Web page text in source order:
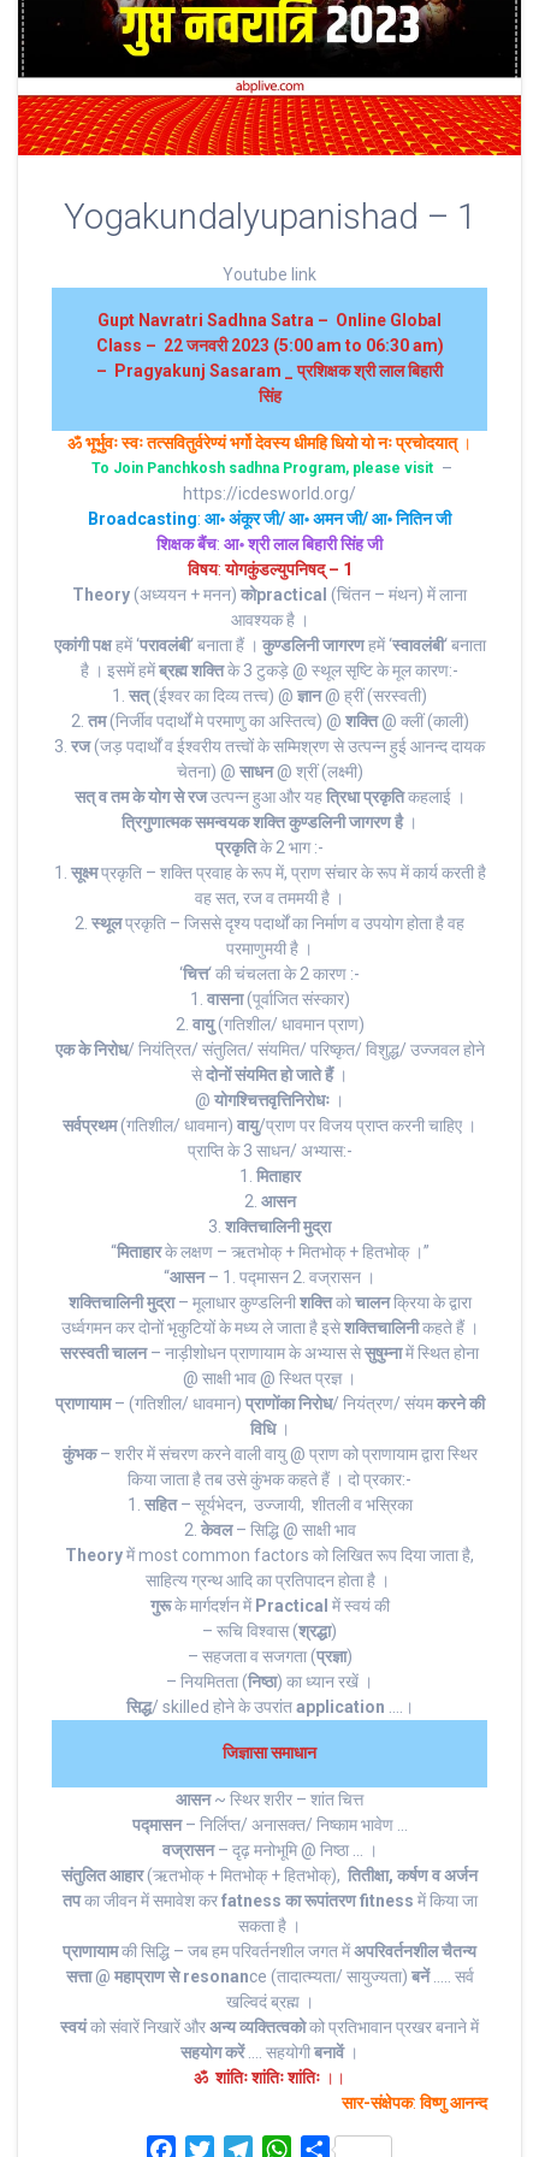
Yogakundalyupanishad – 1
Youtube link
Gupt Navratri Sadhna Satra – Online Global
Class – 22 जनवरी 2023 (5:00 am to 06:30 am)
– Pragyakunj Sasaram _ प्रशिक्षक श्री लाल बिहारी
सिंह
ॐ भूर्भुवः स्‍वः तत्‍सवितुर्वरेण्‍यं भर्गो देवस्य धीमहि धियो यो नः प्रचोदयात्‌ ।
To Join Panchkosh sadhna Program, please visit –
https://icdesworld.org/
Broadcasting: आ॰ अंकूर जी/ आ॰ अमन जी/ आ॰ नितिन जी
शिक्षक बैंच: आ॰ श्री लाल बिहारी सिंह जी
विषय:योगकुंडल्युपनिषद् – 1
Theory (अध्ययन + मनन) कोpractical (चिंतन – मंथन) में लाना
आवश्यक है ।
एकांगी पक्षहमें ‘परावलंबी‘ बनाता हैं । कुण्डलिनी जागरणहमें ‘स्वावलंबी‘ बनाता
है । इसमें हमेंब्रह्म शक्तिके 3 टुकड़े @ स्थूल सृष्टि के मूल कारण:-
1. सत्(ईश्वर का दिव्य तत्त्व) @ ज्ञान@ ह्रीं (सरस्वती)
2. तम(निर्जीव पदार्थों मे परमाणु का अस्तित्व) @ शक्ति@ क्लीं (काली)
3. रज(जड़ पदार्थों व ईश्वरीय तत्त्वों के सम्मिश्रण से उत्पन्न हुई आनन्द दायक
चेतना) @ साधन@ श्रीं (लक्ष्मी)
सत् व तम के योग से रजउत्पन्न हुआ और यहत्रिधा प्रकृतिकहलाई ।
त्रिगुणात्मक समन्वयक शक्ति कुण्डलिनी जागरण है।
प्रकृतिके 2 भाग :-
1. सूक्ष्मप्रकृति – शक्ति प्रवाह के रूप में, प्राण संचार के रूप में कार्य करती है
वह सत, रज व तममयी है ।
2. स्थूलप्रकृति – जिससे दृश्य पदार्थों का निर्माण व उपयोग होता है वह
परमाणुमयी है ।
‘चित्त‘ की चंचलता के 2 कारण :-
1. वासना(पूर्वाजित संस्कार)
2. वायु(गतिशील/ धावमान प्राण)
एक के निरोध/ नियंत्रित/ संतुलित/ संयमित/ परिष्कृत/ विशुद्ध/ उज्जवल होने
सेदोनों संयमित हो जाते हैं ।
@ योगश्चित्तवृत्तिनिरोधः ।
सर्वप्रथम(गतिशील/ धावमान) वायु/प्राण पर विजय प्राप्त करनी चाहिए ।
प्राप्ति के 3 साधन/ अभ्यास:-
1. मिताहार
2. आसन
3. शक्तिचालिनी मुद्रा
“मिताहारके लक्षण – ऋतभोक् + मितभोक् + हितभोक् ।”
“आसन– 1. पद्मासन 2. वज्रासन ।
शक्तिचालिनी मुद्रा– मूलाधार कुण्डलिनीशक्तिकोचालनक्रिया के द्वारा
उर्ध्वगमन कर दोनों भृकुटियों के मध्य ले जाता है इसेशक्तिचालिनीकहते हैं ।
सरस्वती चालन– नाड़ीशोधन प्राणायाम के अभ्यास सेसुषुम्नामें स्थित होना
@ साक्षी भाव @ स्थित प्रज्ञ ।
प्राणायाम– (गतिशील/ धावमान) प्राणोंका निरोध/ नियंत्रण/ संयमकरने की
विधि।
कुंभक– शरीर में संचरण करने वाली वायु @ प्राण को प्राणायाम द्वारा स्थिर
किया जाता है तब उसे कुंभक कहते हैं । दो प्रकार:-
1. सहित– सूर्यभेदन, उज्जायी, शीतली व भस्रिका
2. केवल– सिद्धि @ साक्षी भाव
Theoryमें most common factors को लिखित रूप दिया जाता है,
साहित्य ग्रन्थ आदि का प्रतिपादन होता है ।
गुरूके मार्गदर्शन मेंPractical में स्वयं की
– रूचि विश्वास (श्रद्धा)
– सहजता व सजगता (प्रज्ञा)
– नियमितता (निष्ठा) का ध्यान रखें ।
सिद्ध/ skilled होने के उपरांतapplication ….।
जिज्ञासा समाधान
आसन~ स्थिर शरीर – शांत चित्त
पद्मासन– निर्लिप्त/ अनासक्त/ निष्काम भावेण …
वज्रासन– दृढ़ मनोभूमि @ निष्ठा … ।
संतुलित आहार(ऋतभोक् + मितभोक् + हितभोक्), तितीक्षा, कर्षण व अर्जन
तपका जीवन में समावेश करfatness का रूपांतरण fitness में किया जा
सकता है ।
प्राणायामकी सिद्धि – जब हम परिवर्तनशील जगत मेंअपरिवर्तनशील चैतन्य
सत्ता @ महाप्राण से resonance (तादात्म्यता/ सायुज्यता) बनें….. सर्व
खल्विदं ब्रह्म ।
स्वयंको संवारें निखारें औरअन्य व्यक्तित्वकोको प्रतिभावान प्रखर बनाने में
सहयोग करें…. सहयोगीबनावें।
ॐ शांतिः शांतिः शांतिः ।।
सार-संक्षेपक:विष्णु आनन्द
W
S